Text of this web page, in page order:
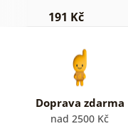
191 Kč
Doprava zdarma
nad 2500 Kč